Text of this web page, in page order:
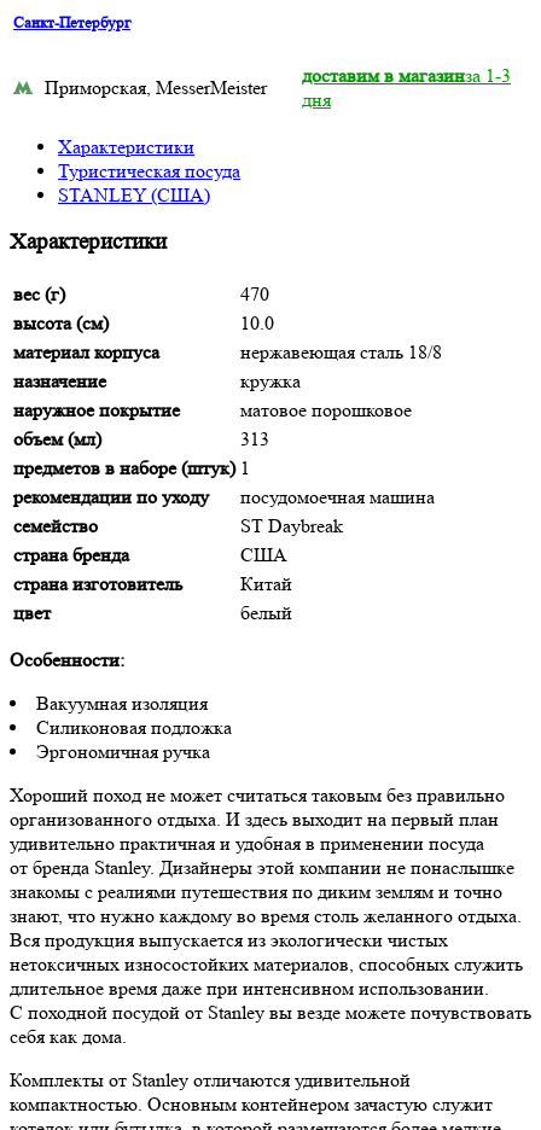
Санкт-Петербург
Приморская, MesserMeister
доставим в магазинза 1-3
дня
Характеристики
Туристическая посуда
STANLEY (США)
Характеристики
вес (г)
470
высота (см)
10.0
материал корпуса
нержавеющая сталь 18/8
назначение
кружка
наружное покрытие
матовое порошковое
объем (мл)
313
предметов в наборе (штук) 1
рекомендации по уходу
посудомоечная машина
семейство
ST Daybreak
страна бренда
США
страна изготовитель
Китай
цвет
белый
Особенности:
Вакуумная изоляция
Силиконовая подложка
Эргономичная ручка
Хороший поход не может считаться таковым без правильно
организованного отдыха. И здесь выходит на первый план
удивительно практичная и удобная в применении посуда
от бренда Stanley. Дизайнеры этой компании не понаслышке
знакомы с реалиями путешествия по диким землям и точно
знают, что нужно каждому во время столь желанного отдыха.
Вся продукция выпускается из экологически чистых
нетоксичных износостойких материалов, способных служить
длительное время даже при интенсивном использовании.
С походной посудой от Stanley вы везде можете почувствовать
себя как дома.
Комплекты от Stanley отличаются удивительной
компактностью. Основным контейнером зачастую служит